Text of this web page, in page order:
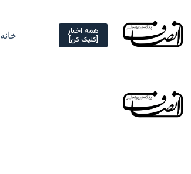
content
همه اخبار
[کلیک کن] خانه